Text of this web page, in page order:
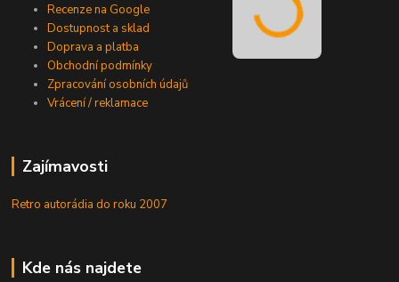
Recenze na Google
Dostupnost a sklad
Doprava a platba
Obchodní podmínky
Zpracování osobních údajů
Vrácení / reklamace
Zajímavosti
Retro autorádia do roku 2007
Kde nás najdete